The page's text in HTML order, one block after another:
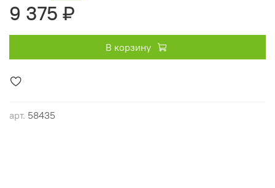
арт. 58435
9 375 ₽
В корзину